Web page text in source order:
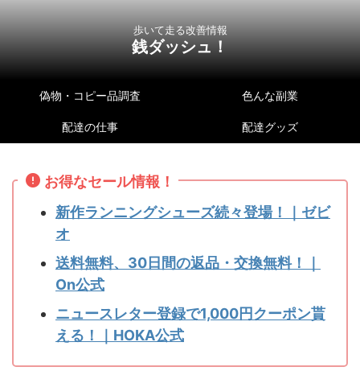
歩いて走る改善情報
銭ダッシュ！
偽物・コピー品調査 色んな副業
配達の仕事 配達グッズ
お得なセール情報！
新作ランニングシューズ続々登場！｜ゼビ
オ
送料無料、30日間の返品・交換無料！｜
On公式
ニュースレター登録で1,000円クーポン貰
える！｜HOKA公式